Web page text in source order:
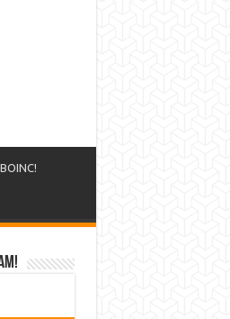
BOINC!